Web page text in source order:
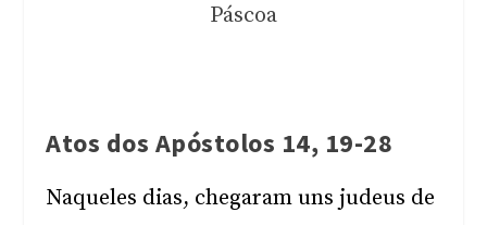
Páscoa
Atos dos Apóstolos 14, 19-28
Naqueles dias, chegaram uns judeus de